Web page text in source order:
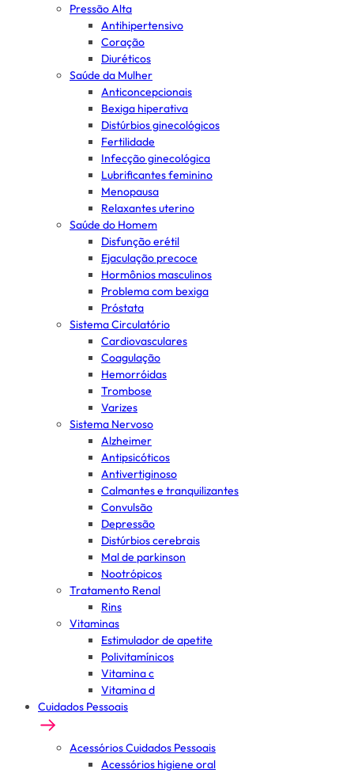
Pressão Alta
Antihipertensivo
Coração
Diuréticos
Saúde da Mulher
Anticoncepcionais
Bexiga hiperativa
Distúrbios ginecológicos
Fertilidade
Infecção ginecológica
Lubrificantes feminino
Menopausa
Relaxantes uterino
Saúde do Homem
Disfunção erétil
Ejaculação precoce
Hormônios masculinos
Problema com bexiga
Próstata
Sistema Circulatório
Cardiovasculares
Coagulação
Hemorróidas
Trombose
Varizes
Sistema Nervoso
Alzheimer
Antipsicóticos
Antivertiginoso
Calmantes e tranquilizantes
Convulsão
Depressão
Distúrbios cerebrais
Mal de parkinson
Nootrópicos
Tratamento Renal
Rins
Vitaminas
Estimulador de apetite
Polivitamínicos
Vitamina c
Vitamina d
Cuidados Pessoais
Acessórios Cuidados Pessoais
Acessórios higiene oral